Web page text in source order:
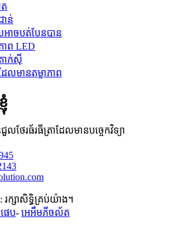
ាន់
អាចបត់បែនបាន
ភាព LED
ាក់ស៊ី
ែលមានតម្លាភាព
ថែរធ័រធីត្រាដែលមានបច្ចេកវិទ្យា
រក្សាសិទ្ធិគ្រប់យ៉ាង។
េប- អេអឹមភីចល័ត